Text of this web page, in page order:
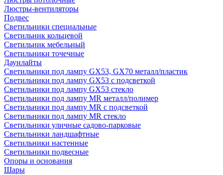
Люстры-вентиляторы
Подвес
Светильники специальные
Светильник кольцевой
Светильник мебельный
Светильники точечные
Даунлайты
Светильники под лампу GX53, GX70 металл/пластик
Светильники под лампу GX53 с подсветкой
Светильники под лампу GX53 стекло
Светильники под лампу MR металл/полимер
Светильники под лампу MR с подсветкой
Светильники под лампу MR стекло
Светильники уличные садово-парковые
Светильники ландшафтные
Светильники настенные
Светильники подвесные
Опоры и основания
Шары